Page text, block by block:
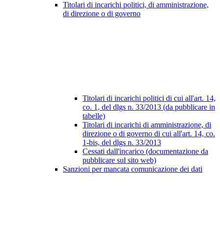
Titolari di incarichi politici, di amministrazione,
di direzione o di governo
Titolari di incarichi politici di cui all'art. 14,
co. 1, del dlgs n. 33/2013 (da pubblicare in
tabelle)
Titolari di incarichi di amministrazione, di
direzione o di governo di cui all'art. 14, co.
1-bis, del dlgs n. 33/2013
Cessati dall'incarico (documentazione da
pubblicare sul sito web)
Sanzioni per mancata comunicazione dei dati